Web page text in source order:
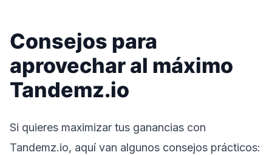
Consejos para
aprovechar al máximo
Tandemz.io
Si quieres maximizar tus ganancias con
Tandemz.io, aquí van algunos consejos prácticos: